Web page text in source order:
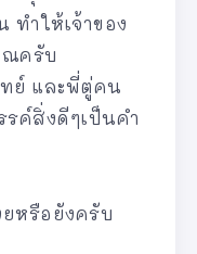
ทำให้เจ้าของ
ณครับ
ย์ และพี่ตู่คน
รค์สิ่งดีๆเป็นคำ
หรือยังครับ